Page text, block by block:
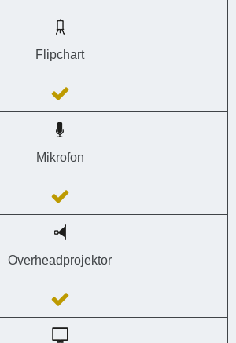
Flipchart
Mikrofon
Overheadprojektor